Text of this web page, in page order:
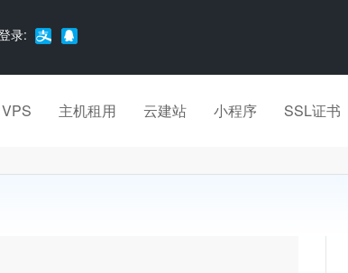
录:
VPS 主机租用 云建站 小程序 SSL证书